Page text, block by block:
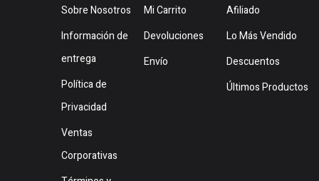
Sobre Nosotros
Información de
entrega
Política de
Privacidad
Ventas
Corporativas
Mi Carrito
Devoluciones
Envío
Afiliado
Lo Más Vendido
Descuentos
Últimos Productos